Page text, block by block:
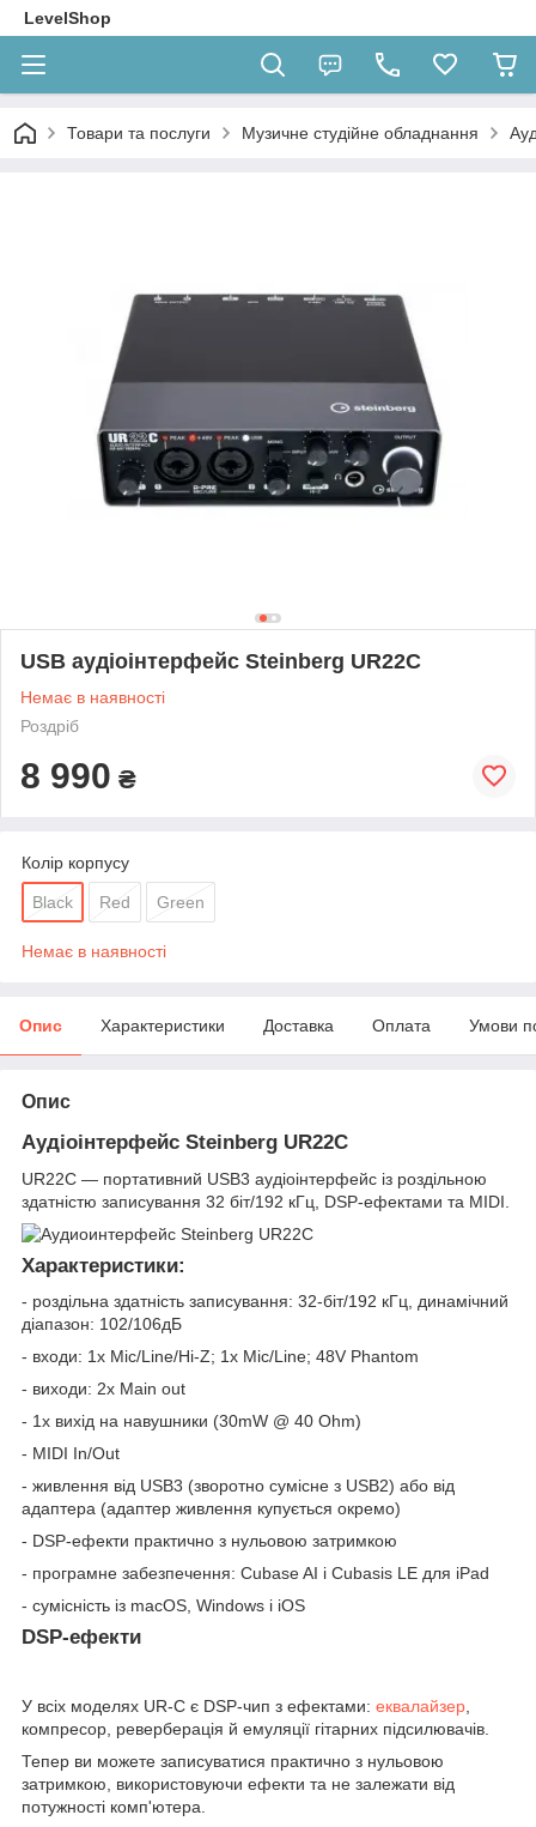
LevelShop
Товари та послуги Музичне студійне обладнання
USB аудіоінтерфейс Steinberg UR22C
Немає в наявності
Роздріб
8 990 ₴
Колір корпусу
Black Red Green
Немає в наявності
Опис Характеристики Доставка Оплата Умови
Опис
Аудіоінтерфейс Steinberg UR22C
UR22C — портативний USB3 аудіоінтерфейс із роздільною
здатністю записування 32 біт/192 кГц, DSP-ефектами та MIDI.
Характеристики:
- роздільна здатність записування: 32-біт/192 кГц, динамічний
діапазон: 102/106дБ
- входи: 1x Mic/Line/Hi-Z; 1x Mic/Line; 48V Phantom
- виходи: 2x Main out
- 1x вихід на навушники (30mW @ 40 Ohm)
- MIDI In/Out
- живлення від USB3 (зворотно сумісне з USB2) або від
адаптера (адаптер живлення купується окремо)
- DSP-ефекти практично з нульовою затримкою
- програмне забезпечення: Cubase AI і Cubasis LE для iPad
- сумісність із macOS, Windows і iOS
DSP-ефекти
У всіх моделях UR-C є DSP-чип з ефектами: еквалайзер
компресор, реверберація й емуляції гітарних підсилювачів.
Тепер ви можете записуватися практично з нульовою
затримкою, використовуючи ефекти та не залежати від
потужності комп'ютера.